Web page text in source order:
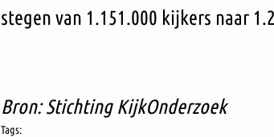
stegen van 1.151.000 kijkers naar
Bron: Stichting KijkOnderzoek
Tags: